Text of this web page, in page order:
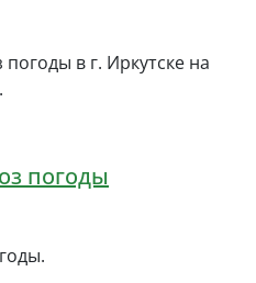
в г. Иркутске на
погоды